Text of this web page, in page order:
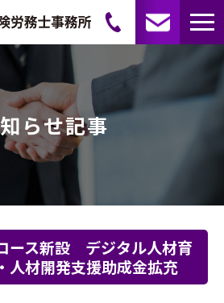
らせ記事
ース新設 デジタル人材育
人材開発支援助成金拡充